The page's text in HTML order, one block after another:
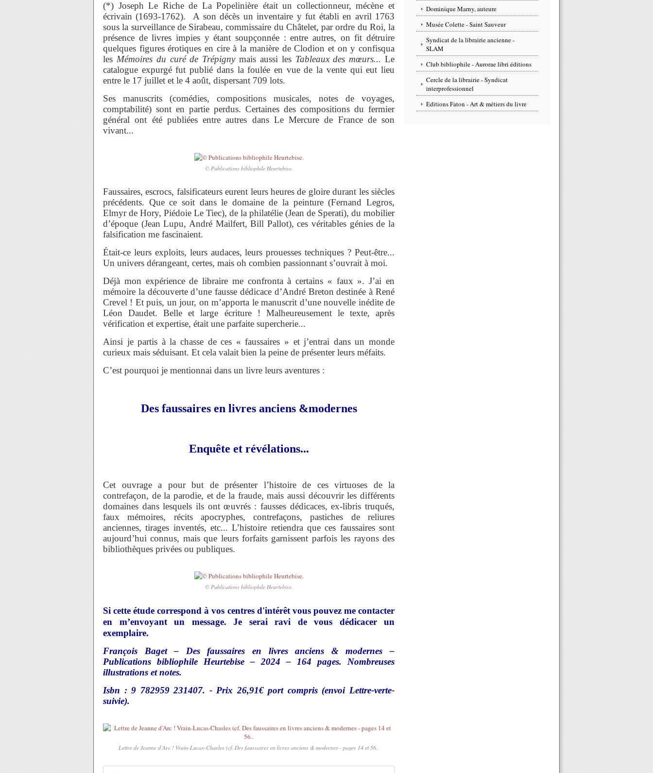
(*) Joseph Le Riche de La Popelinière était un collectionneur, mécène et
écrivain (1693-1762). A son décès un inventaire y fut établi en avril 1763
sous la surveillance de Sirabeau, commissaire du Châtelet, par ordre du Roi, la
présence de livres impies y étant soupçonnée : entre autres, on fit détruire
quelques figures érotiques en cire à la manière de Clodion et on y confisqua
les Mémoires du curé de Trépignymais aussi les Tableaux des mœurs... Le
catalogue expurgé fut publié dans la foulée en vue de la vente qui eut lieu
entre le 17 juillet et le 4 août, dispersant 709 lots.
Ses manuscrits (comédies, compositions musicales, notes de voyages,
comptabilité) sont en partie perdus. Certaines des compositions du fermier
général ont été publiées entre autres dans Le Mercure de France de son
vivant...
© Publications bibliophile Heurtebise.
Faussaires, escrocs, falsificateurs eurent leurs heures de gloire durant les siècles
précédents. Que ce soit dans le domaine de la peinture (Fernand Legros,
Elmyr de Hory, Piédoie Le Tiec), de la philatélie (Jean de Sperati), du mobilier
d’époque (Jean Lupu, André Mailfert, Bill Pallot), ces véritables génies de la
falsification me fascinaient.
Était-ce leurs exploits, leurs audaces, leurs prouesses techniques ? Peut-être...
Un univers dérangeant, certes, mais oh combien passionnant s’ouvrait à moi.
Déjà mon expérience de libraire me confronta à certains « faux ». J’ai en
mémoire la découverte d’une fausse dédicace d’André Breton destinée à René
Crevel ! Et puis, un jour, on m’apporta le manuscrit d’une nouvelle inédite de
Léon Daudet. Belle et large écriture ! Malheureusement le texte, après
vérification et expertise, était une parfaite supercherie...
Ainsi je partis à la chasse de ces « faussaires » et j’entrai dans un monde
curieux mais séduisant. Et cela valait bien la peine de présenter leurs méfaits.
C’est pourquoi je mentionnai dans un livre leurs aventures :
Des faussaires en livres anciens &modernes
Enquête et révélations...
Cet ouvrage a pour but de présenter l’histoire de ces virtuoses de la
contrefaçon, de la parodie, et de la fraude, mais aussi découvrir les différents
domaines dans lesquels ils ont œuvrés : fausses dédicaces, ex-libris truqués,
faux mémoires, récits apocryphes, contrefaçons, pastiches de reliures
anciennes, tirages inventés, etc... L’histoire retiendra que ces faussaires sont
aujourd’hui connus, mais que leurs forfaits garnissent parfois les rayons des
bibliothèques privées ou publiques.
© Publications bibliophile Heurtebise.
Si cette étude correspond à vos centres d'intérêt vous pouvez me contacter
en m’envoyant un message. Je serai ravi de vous dédicacer un
exemplaire.
François Baget – Des faussaires en livres anciens & modernes –
Publications bibliophile Heurtebise – 2024 – 164 pages. Nombreuses
illustrations et notes.
Isbn : 9 782959 231407. - Prix 26,91€ port compris (envoi Lettre-verte-
suivie).
Lettre de Jeanne d’Arc ! Vrain-Lucas-Chasles (cf. Des faussaires en livres anciens & modernes - pages 14 et 56..
Dominique Marny, auteure
Musée Colette - Saint Sauveur
Syndicat de la librairie ancienne -
SLAM
Club bibliophile - Aurorae libri éditions
Cercle de la librairie - Syndicat
interprofessionnel
Editions Faton - Art & métiers du livre